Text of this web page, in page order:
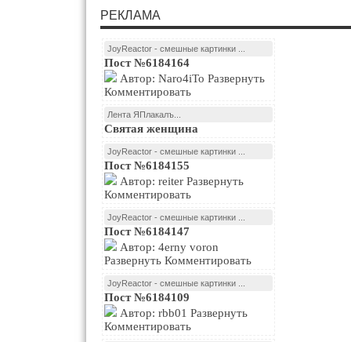
РЕКЛАМА
JoyReactor - смешные картинки ...
Пост №6184164
Комментировать
Лента ЯПлакалъ...
Святая женщина
JoyReactor - смешные картинки ...
Пост №6184155
Комментировать
JoyReactor - смешные картинки ...
Пост №6184147
Развернуть Комментировать
JoyReactor - смешные картинки ...
Пост №6184109
Комментировать